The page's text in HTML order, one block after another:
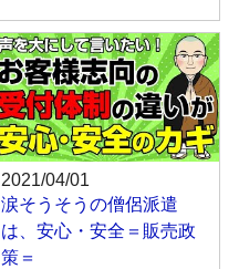
2021/04/01
涙そうそうの僧侶派遣
は、安心・安全＝販売政
策＝